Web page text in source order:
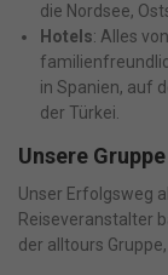
die Nordsee,
Hotels: Alles
in Spanien, auf
der Türkei.
Unsere Gruppe
Unser Erfolgsweg
Reiseveranstalter
der alltours